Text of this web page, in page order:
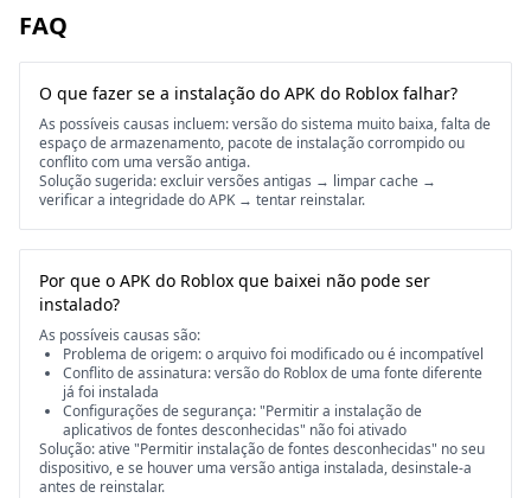
FAQ
O que fazer se a instalação do APK do Roblox falhar?
As possíveis causas incluem: versão do sistema muito baixa, falta de
espaço de armazenamento, pacote de instalação corrompido ou
conflito com uma versão antiga.
Solução sugerida: excluir versões antigas → limpar cache →
verificar a integridade do APK → tentar reinstalar.
Por que o APK do Roblox que baixei não pode ser
instalado?
As possíveis causas são:
Problema de origem: o arquivo foi modificado ou é incompatível
Conflito de assinatura: versão do Roblox de uma fonte diferente
já foi instalada
Configurações de segurança: "Permitir a instalação de
aplicativos de fontes desconhecidas" não foi ativado
Solução: ative "Permitir instalação de fontes desconhecidas" no seu
dispositivo, e se houver uma versão antiga instalada, desinstale-a
antes de reinstalar.